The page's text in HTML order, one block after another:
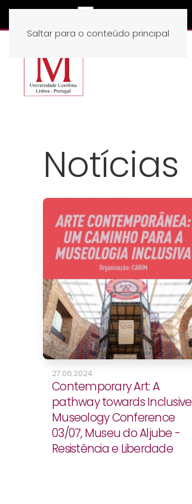
Saltar para o conteúdo principal
Notícias
27.06.2024
Contemporary Art: A
pathway towards Inclusive
Museology Conference
03/07, Museu do Aljube -
Resistência e Liberdade